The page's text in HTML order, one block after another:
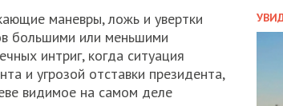
маневры, ложь и увертки
большими или меньшими
интриг, когда ситуация
и угрозой отставки президента,
видимое на самом деле